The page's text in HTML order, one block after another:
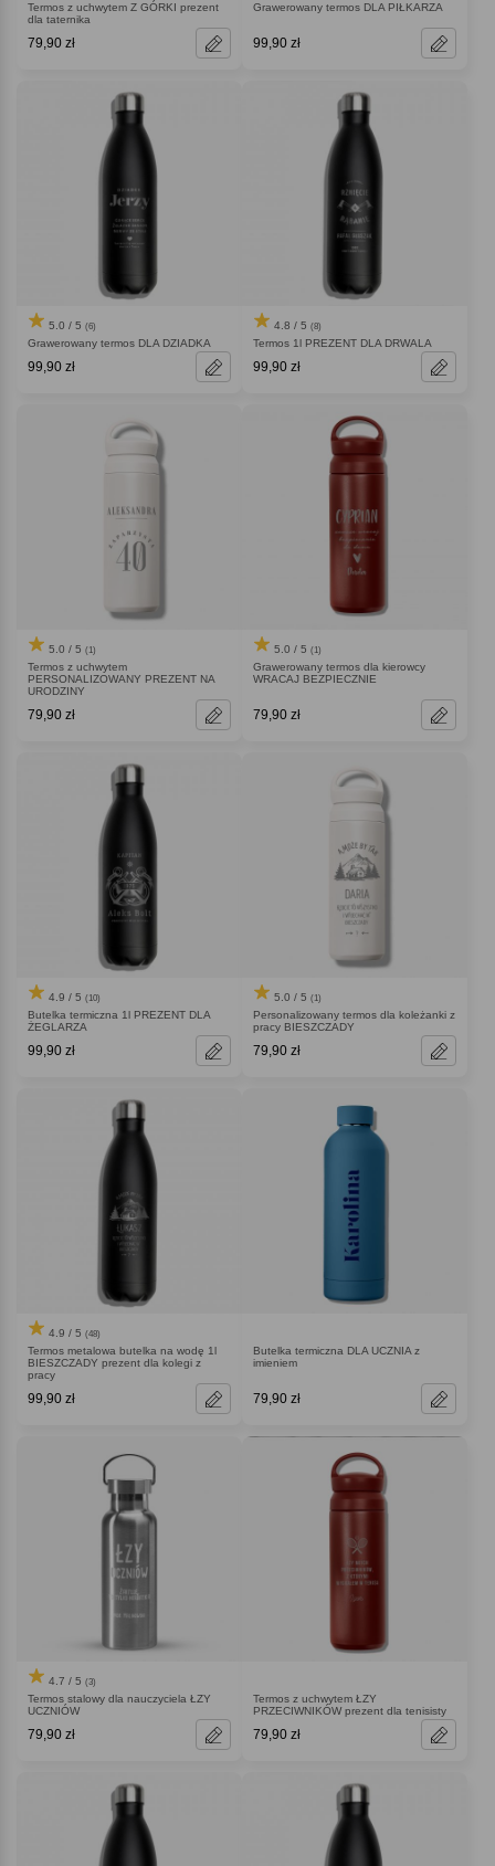
Termos z uchwytem Z GÓRKI prezent
dla taternika
79,90 zł
Grawerowany termos DLA PIŁKARZA
99,90 zł
5.0 / 5 (6)
Grawerowany termos DLA DZIADKA
99,90 zł
4.8 / 5 (8)
Termos 1l PREZENT DLA DRWALA
99,90 zł
5.0 / 5 (1)
Termos z uchwytem
PERSONALIZOWANY PREZENT NA
URODZINY
79,90 zł
5.0 / 5 (1)
Grawerowany termos dla kierowcy
WRACAJ BEZPIECZNIE
79,90 zł
4.9 / 5 (10)
Butelka termiczna 1l PREZENT DLA
ŻEGLARZA
99,90 zł
5.0 / 5 (1)
Personalizowany termos dla koleżanki z
pracy BIESZCZADY
79,90 zł
4.9 / 5 (48)
Termos metalowa butelka na wodę 1l
BIESZCZADY prezent dla kolegi z
pracy
99,90 zł
Butelka termiczna DLA UCZNIA z
imieniem
79,90 zł
4.7 / 5 (3)
Termos stalowy dla nauczyciela ŁZY
UCZNIÓW
79,90 zł
Termos z uchwytem ŁZY
PRZECIWNIKÓW prezent dla tenisisty
79,90 zł